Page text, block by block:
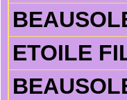
ETOILE